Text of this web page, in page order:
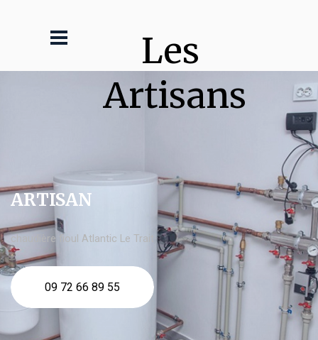
Les
Artisans
ARTISAN
chaudière fioul Atlantic Le Trait
09 72 66 89 55